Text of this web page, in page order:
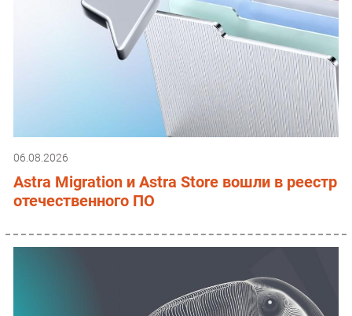
06.08.2026
Astra Migration и Astra Store вошли в реестр
отечественного ПО